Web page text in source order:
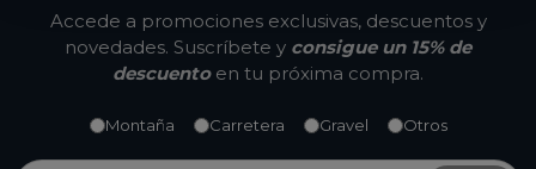
Accede a promociones exclusivas, descuentos y
novedades. Suscríbete y consigue un 15% de
descuentoen tu próxima compra.
Montaña Carretera Gravel Otros